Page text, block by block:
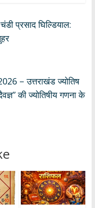
eप्रसाद घिल्डियाल:
– उत्तराखंड ज्योतिष
की ज्योतिषीय गणना के